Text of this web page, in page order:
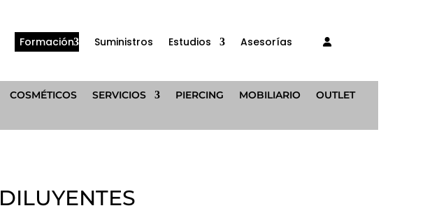
Formación Suministros Estudios Asesorías
COSMÉTICOS SERVICIOS PIERCING MOBILIARIO
OUTLET
DILUYENTES